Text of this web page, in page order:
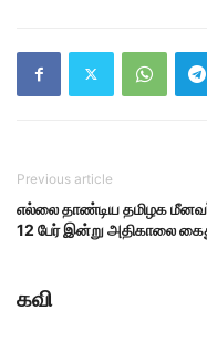
Previous article
எல்லை தாண்டிய தமிழக
12 பேர் இன்று அதிகாலை
கவி